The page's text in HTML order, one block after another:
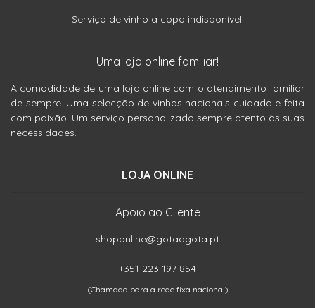
Serviço de vinho a copo indisponível.
Uma loja online familiar!
A comodidade de uma loja online com o atendimento familiar
de sempre. Uma selecção de vinhos nacionais cuidada e feita
com paixão. Um serviço personalizado sempre atento às suas
necessidades.
LOJA ONLINE
Apoio ao Cliente
shoponline@gotaagota.pt
+351 223 197 854
(Chamada para a rede fixa nacional)